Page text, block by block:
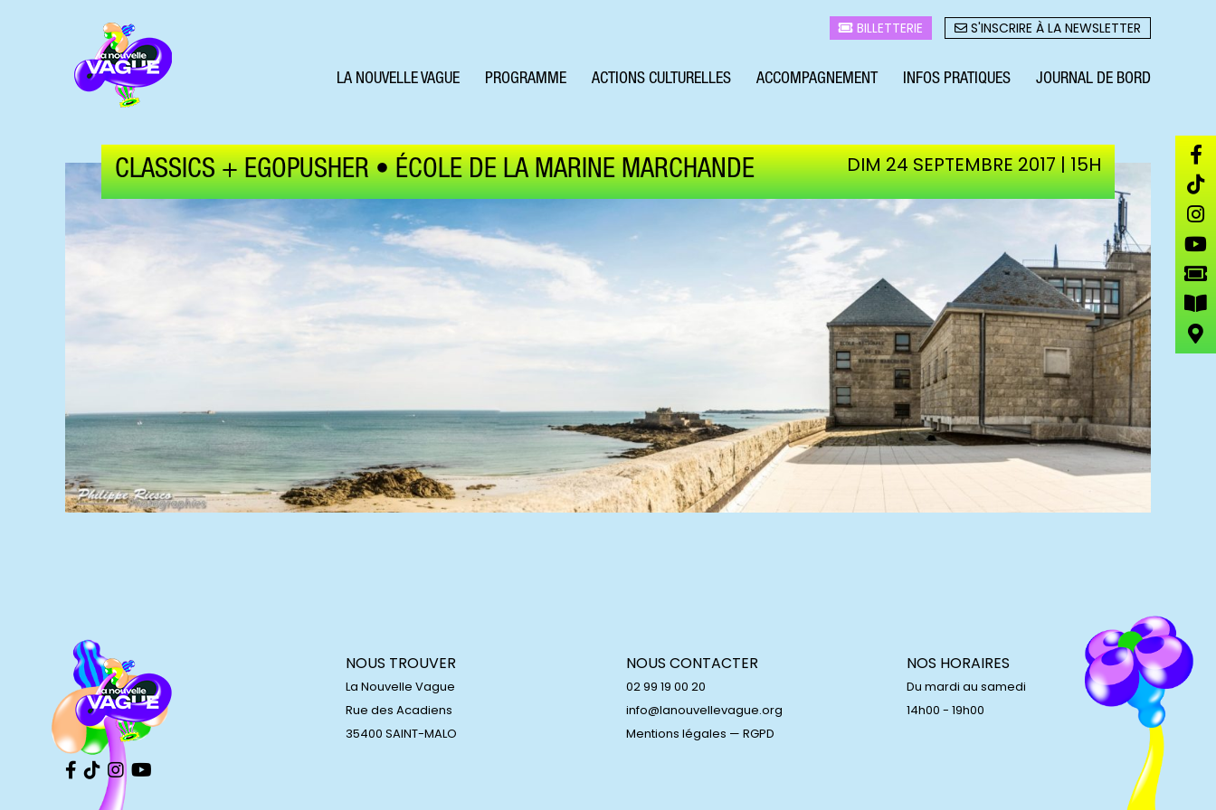
BILLETTERIE S'INSCRIRE À LA NEWSLETTER
LA NOUVELLE VAGUE PROGRAMME ACTIONS CULTURELLES ACCOMPAGNEMENT INFOS PRATIQUES JOURNAL DE BORD
CLASSICS + EGOPUSHER • ÉCOLE DE LA MARINE MARCHANDE DIM 24 SEPTEMBRE 2017 | 15H
NOUS TROUVER
La Nouvelle Vague
Rue des Acadiens
35400 SAINT-MALO
NOUS CONTACTER
02 99 19 00 20
info@lanouvellevague.org
Mentions légales — RGPD
NOS HORAIRES
Du mardi au samedi
14h00 - 19h00